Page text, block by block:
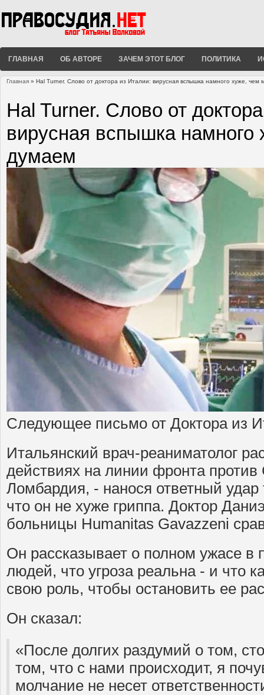
ГЛАВНАЯ ОБ АВТОРЕ ЗАЧЕМ ЭТОТ БЛОГ ПОЛИТИКА
Главная » Hal Turner. Слово от доктора из Италии: вирусная вспышка намного хуже, чем
Hal Turner. Слово от
вирусная вспышка
думаем
Следующее письмо от Доктора из
Итальянский врач-реаниматолог
действиях на линии фронта против
Ломбардия, - нанося ответный удар
что он не хуже гриппа. Доктор
больницы Humanitas Gavazzeni
Он рассказывает о полном ужасе в
людей, что угроза реальна - и что
свою роль, чтобы остановить ее
Он сказал:
«После долгих раздумий о том,
том, что с нами происходит, я
молчание не несет